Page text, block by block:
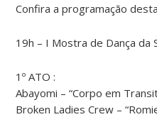
Confira a programação
19h – I Mostra de Dança da
1º ATO :
Abayomi – “Corpo em
Broken Ladies Crew –